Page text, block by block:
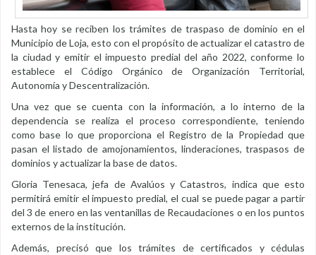
Hasta hoy se reciben los trámites de traspaso de dominio en el
Municipio de Loja, esto con el propósito de actualizar el catastro de
la ciudad y emitir el impuesto predial del año 2022, conforme lo
establece el Código Orgánico de Organización Territorial,
Autonomía y Descentralización.
Una vez que se cuenta con la información, a lo interno de la
dependencia se realiza el proceso correspondiente, teniendo
como base lo que proporciona el Registro de la Propiedad que
pasan el listado de amojonamientos, linderaciones, traspasos de
dominios y actualizar la base de datos.
Gloria Tenesaca, jefa de Avalúos y Catastros, indica que esto
permitirá emitir el impuesto predial, el cual se puede pagar a partir
del 3 de enero en las ventanillas de Recaudaciones o en los puntos
externos de la institución.
Además, precisó que los trámites de certificados y cédulas